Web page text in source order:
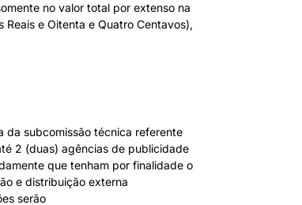
no valor total por extenso na
e Oitenta e Quatro Centavos),
da subcomissão técnica referente
2 (duas) agências de publicidade
que tenham por finalidade o
e distribuição externa
serão